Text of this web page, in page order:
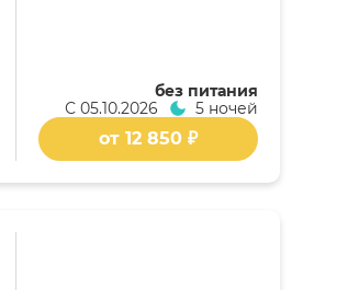
без питания
С 05.10.2026 5 ночей
от 12 850 ₽